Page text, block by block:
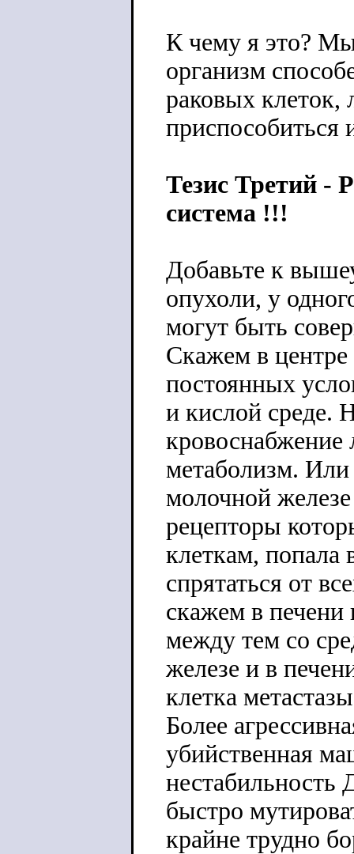
К чему я это?
организм
раковых клеток,
приспособиться
Тезис Третий -
система !!!
Добавьте к
опухоли, у
могут быть
Скажем в центре
постоянных
и кислой среде.
метаболизм. Или
молочной железе
рецепторы
клеткам, попала
спрятаться от
скажем в печени
между тем со
железе и в
клетка
Более
убийственная
нестабильность
быстро
крайне трудно